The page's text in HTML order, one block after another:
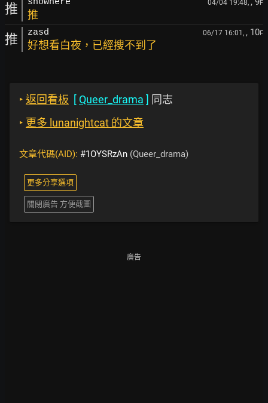
推 showhere 04/04 19:48, F
推
推 zasd 06/17 16:01, , 10F
好想看白夜，已經搜不到了
‣ 返回看板 [ Queer_drama ] 同志
‣ 更多 lunanightcat 的文章
文章代碼(AID): #1OYSRzAn (Queer_drama)
更多分享選項
關閉廣告 方便截圖
廣告